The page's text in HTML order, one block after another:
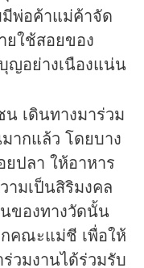
มีพ่อค้าแม่ค้าจัด
ยใช้สอยของ
ญอย่างเนืองแน่น
เดินทางมาร่วม
ากแล้ว โดยบาง
ปลา ให้อาหาร
ามเป็นสิริมงคล
ของทางวัดนั้น
คณะแม่ชี เพื่อให้
วมงานได้ร่วมรับ